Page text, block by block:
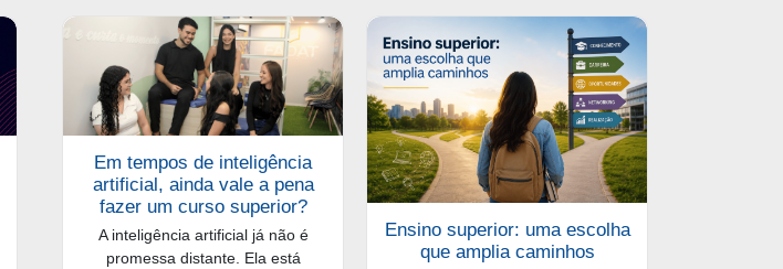
Em tempos de inteligência
artificial, ainda vale a pena
fazer um curso superior?
A inteligência artificial já não é
promessa distante. Ela está
Ensino superior: uma escolha
que amplia caminhos